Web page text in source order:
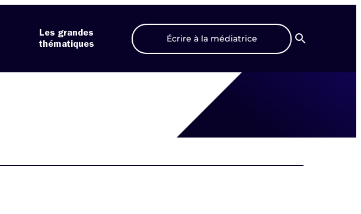
Les grandes
thématiques
Écrire à la médiatrice
Recherche